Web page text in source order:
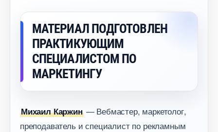
МАТЕРИАЛ ПОДГОТОВЛЕН
ПРАКТИКУЮЩИМ
СПЕЦИАЛИСТОМ ПО
МАРКЕТИНГУ
Михаил Каржин— Вебмастер, маркетолог,
преподаватель и специалист по рекламным